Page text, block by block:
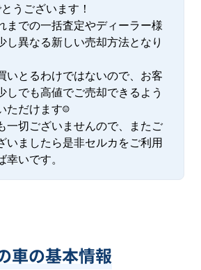
うございます！
までの一括査定やディーラー様
し異なる新しい売却方法となり
いとるわけではないので、お客
しでも高値でご売却できるよう
ただけます☺
一切ございませんので、またご
いましたら是非セルカをご利用
幸いです。
車の基本情報